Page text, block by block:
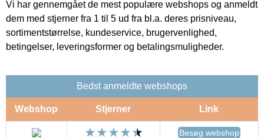
Vi har gennemgået de mest populære webshops og anmeldt
dem med stjerner fra 1 til 5 ud fra bl.a. deres prisniveau,
sortimentstørrelse, kundeservice, brugervenlighed,
betingelser, leveringsformer og betalingsmuligheder.
Bedst anmeldte webshops
Webshop Stjerner Link
Besøg webshop